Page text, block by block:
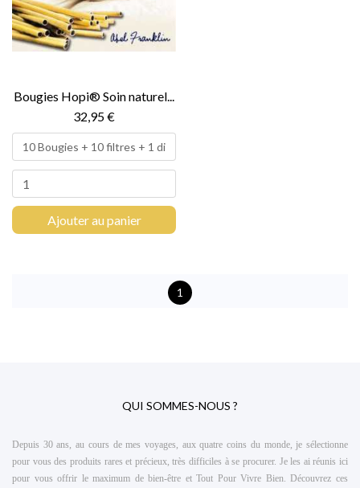
Bougies Hopi® Soin naturel...
32,95 €
Ajouter au panier
1
QUI SOMMES-NOUS ?
Depuis 30 ans, au cours de mes voyages, aux quatre coins du monde, je sélectionne
pour vous des produits rares et précieux, très difficiles à se procurer. Je les ai réunis ici
pour vous offrir le maximum debien-être et Tout Pour Vivre Bien. Découvrez ces